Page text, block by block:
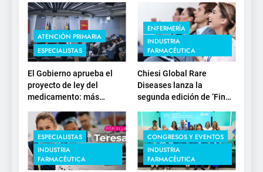
ATENCIÓN PRIMARIA
ESPECIALISTAS
El Gobierno aprueba el
proyecto de ley del
medicamento: más
estratégica y
modernización para el
SNS
ENFERMERÍA
INDUSTRIA
FARMACÉUTICA
Chiesi Global Rare
Diseases lanza la
segunda edición de ‘Find
investigación en
enfermedades de
depósito lisosomal
ESPECIALISTAS
INDUSTRIA
FARMACÉUTICA
CONGRESOS Y EVENTOS
INDUSTRIA
FARMACÉUTICA